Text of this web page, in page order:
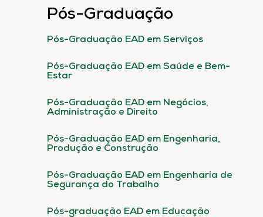
Pós-Graduação
Pós-Graduação EAD em Serviços
Pós-Graduação EAD em Saúde e Bem-
Estar
Pós-Graduação EAD em Negócios,
Administração e Direito
Pós-Graduação EAD em Engenharia,
Produção e Construção
Pós-Graduação EAD em Engenharia de
Segurança do Trabalho
Pós-graduação EAD em Educação